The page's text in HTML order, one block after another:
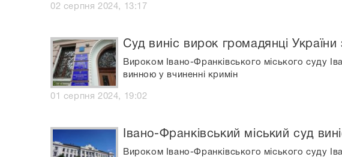
02 серпня 2024, 13:17
Суд виніс вирок громадянці України
Вироком Івано-Франківського міського суду
винною у вчиненні кримін
01 серпня 2024, 19:02
Івано-Франківський міський суд
Вироком Івано-Франківського міського суду